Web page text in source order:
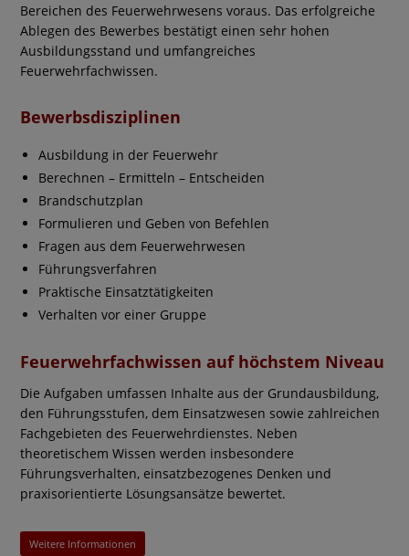
Bereichen des Feuerwehrwesens voraus. Das erfolgreiche
Ablegen des Bewerbes bestätigt einen sehr hohen
Ausbildungsstand und umfangreiches
Feuerwehrfachwissen.
Bewerbsdisziplinen
Ausbildung in der Feuerwehr
Berechnen – Ermitteln – Entscheiden
Brandschutzplan
Formulieren und Geben von Befehlen
Fragen aus dem Feuerwehrwesen
Führungsverfahren
Praktische Einsatztätigkeiten
Verhalten vor einer Gruppe
Feuerwehrfachwissen auf höchstem Niveau
Die Aufgaben umfassen Inhalte aus der Grundausbildung,
den Führungsstufen, dem Einsatzwesen sowie zahlreichen
Fachgebieten des Feuerwehrdienstes. Neben
theoretischem Wissen werden insbesondere
Führungsverhalten, einsatzbezogenes Denken und
praxisorientierte Lösungsansätze bewertet.
Weitere Informationen